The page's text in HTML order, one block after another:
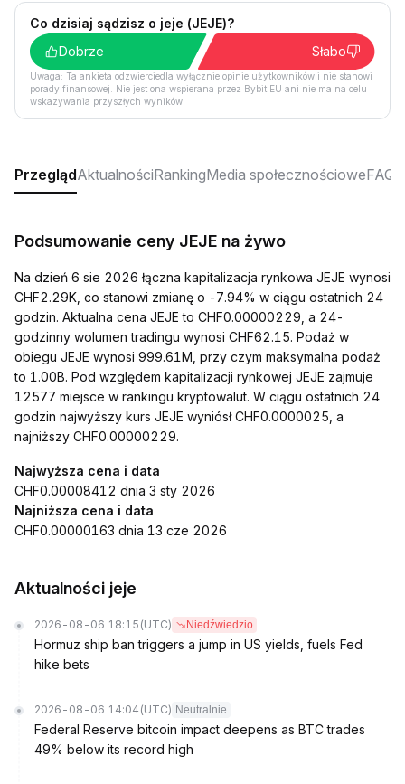
Co dzisiaj sądzisz o jeje (JEJE)?
Dobrze
Słabo
Uwaga: Ta ankieta odzwierciedla wyłącznie opinie użytkowników i nie stanowi
porady finansowej. Nie jest ona wspierana przez Bybit EU ani nie ma na celu
wskazywania przyszłych wyników.
PrzeglądAktualnościRankingMedia społecznościoweFAQ
Podsumowanie ceny JEJE na żywo
Na dzień 6 sie 2026 łączna kapitalizacja rynkowa JEJE wynosi
CHF2.29K, co stanowi zmianę o -7.94% w ciągu ostatnich 24
godzin. Aktualna cena JEJE to CHF0.00000229, a 24-
godzinny wolumen tradingu wynosi CHF62.15. Podaż w
obiegu JEJE wynosi 999.61M, przy czym maksymalna podaż
to 1.00B. Pod względem kapitalizacji rynkowej JEJE zajmuje
12577 miejsce w rankingu kryptowalut. W ciągu ostatnich 24
godzin najwyższy kurs JEJE wyniósł CHF0.0000025, a
najniższy CHF0.00000229.
Najwyższa cena i data
CHF0.00008412 dnia 3 sty 2026
Najniższa cena i data
CHF0.00000163 dnia 13 cze 2026
Aktualności jeje
2026-08-06 18:15 (UTC) Niedźwiedzio
Hormuz ship ban triggers a jump in US yields, fuels Fed
hike bets
2026-08-06 14:04 (UTC) Neutralnie
Federal Reserve bitcoin impact deepens as BTC trades
49% below its record high